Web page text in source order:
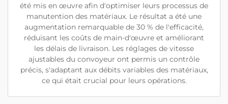
été mis en œuvre afin d'optimiser leurs processus de
manutention des matériaux. Le résultat a été une
augmentation remarquable de 30 % de l'efficacité,
réduisant les coûts de main-d'œuvre et améliorant
les délais de livraison. Les réglages de vitesse
ajustables du convoyeur ont permis un contrôle
précis, s'adaptant aux débits variables des matériaux,
ce qui était crucial pour leurs opérations.